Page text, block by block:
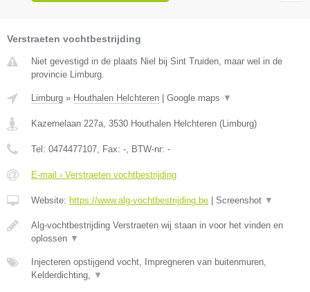
Verstraeten vochtbestrijding
Niet gevestigd in de plaats Niel bij Sint Truiden, maar wel in de
provincie Limburg.
Limburg » Houthalen Helchteren Google maps ▼
Kazernelaan 227a 3530 Houthalen Helchteren ( Limburg)
Tel: 0474477107 , Fax: - , BTW-nr: -
E-mail › Verstraeten vochtbestrijding
Website: https://www.alg-vochtbestrijding.be Screenshot ▼
Alg-vochtbestrijding Verstraeten wij staan in voor het vinden en
oplossen ▼
Injecteren opstijgend vocht, Impregneren van buitenmuren,
Kelderdichting,
▼